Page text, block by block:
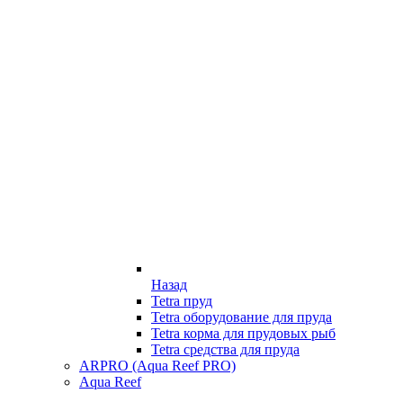
Назад
Tetra пруд
Tetra оборудование для пруда
Tetra корма для прудовых рыб
Tetra средства для пруда
ARPRO (Aqua Reef PRO)
Aqua Reef